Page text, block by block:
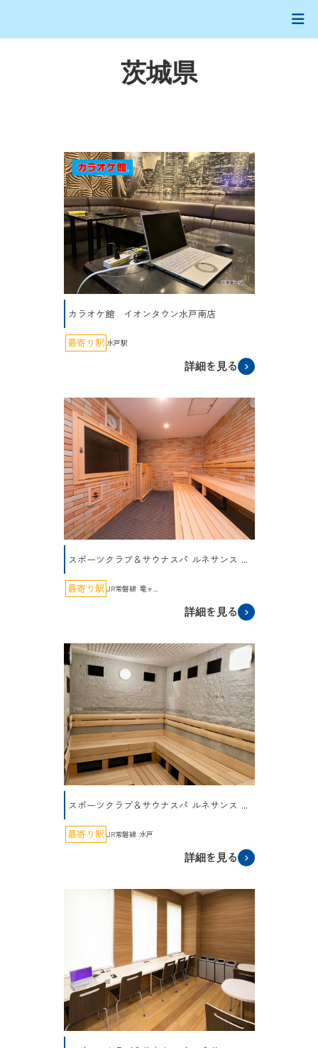
茨城県
カラオケ館 イオンタウン水戸南店
最寄り駅 水戸駅
詳細を見る
スポーツクラブ＆サウナスパ ルネサンス ...
最寄り駅 JR常磐線 竜ヶ...
詳細を見る
スポーツクラブ＆サウナスパ ルネサンス ...
最寄り駅 JR常磐線 水戸
詳細を見る